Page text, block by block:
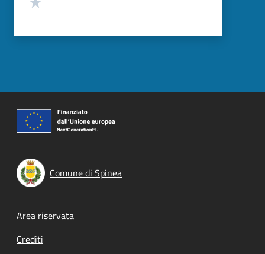
Comune di Spinea
Footer menu
Area riservata
Crediti